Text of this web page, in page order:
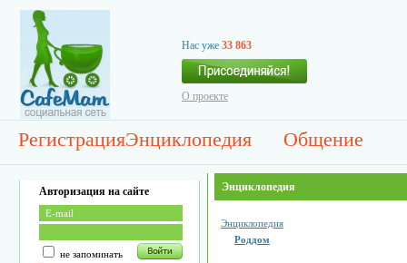
Нас уже 33 863
О проекте
РегистрацияЭнциклопедия Общение
Авторизация на сайте
не запоминать
Энциклопедия
Энциклопедия
Роддом